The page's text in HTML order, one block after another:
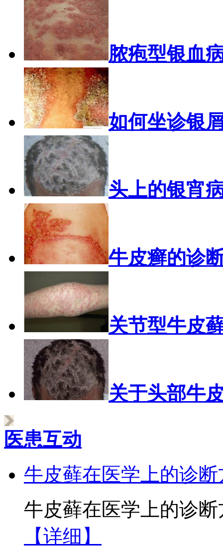
脓疱型银血
如何坐诊银
头上的银宵
牛皮癣的诊
关节型牛皮
关于头部牛
医患互动
牛皮藓在医学上的诊断
牛皮藓在医学上的诊
【详细】